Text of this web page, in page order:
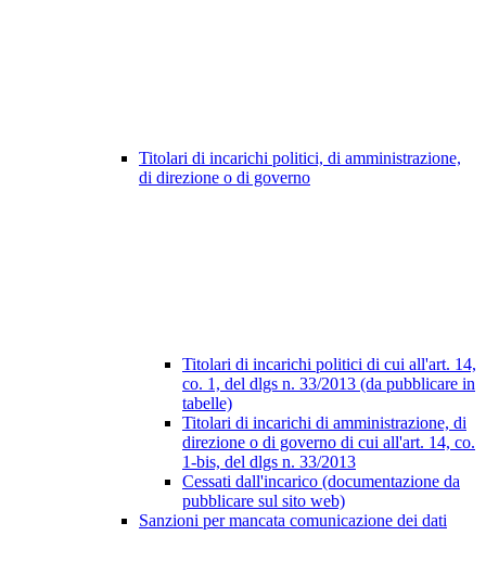
Titolari di incarichi politici, di amministrazione,
di direzione o di governo
Titolari di incarichi politici di cui all'art. 14,
co. 1, del dlgs n. 33/2013 (da pubblicare in
tabelle)
Titolari di incarichi di amministrazione, di
direzione o di governo di cui all'art. 14, co.
1-bis, del dlgs n. 33/2013
Cessati dall'incarico (documentazione da
pubblicare sul sito web)
Sanzioni per mancata comunicazione dei dati